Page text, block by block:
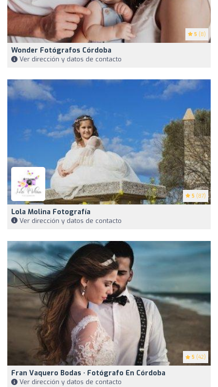
5 (8)
Wonder Fotógrafos Córdoba
Ver dirección y datos de contacto
5 (87)
Lola Molina Fotografía
Ver dirección y datos de contacto
5 (42)
Fran Vaquero Bodas · Fotógrafo En Córdoba
Ver dirección y datos de contacto